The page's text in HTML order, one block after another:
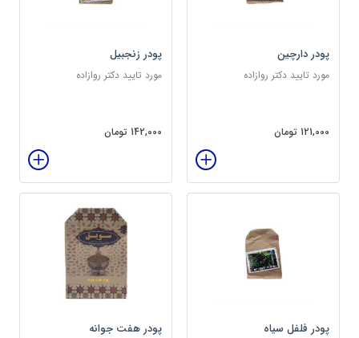
پودر دارچین
مورد تایید دکتر روازاده
121,000 تومان
پودر زنجبیل
مورد تایید دکتر روازاده
142,000 تومان
پودر فلفل سیاه پودر هفت جوانه